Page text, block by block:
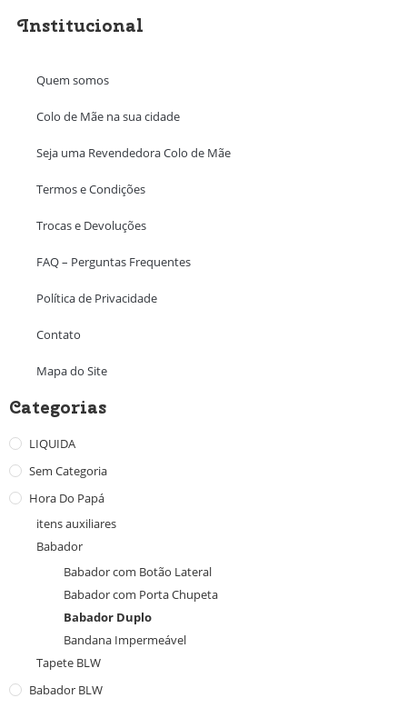
Institucional
Quem somos
Colo de Mãe na sua cidade
Seja uma Revendedora Colo de Mãe
Termos e Condições
Trocas e Devoluções
FAQ – Perguntas Frequentes
Política de Privacidade
Contato
Mapa do Site
Categorias
LIQUIDA
Sem Categoria
Hora Do Papá
itens auxiliares
Babador
Babador com Botão Lateral
Babador com Porta Chupeta
Babador Duplo
Bandana Impermeável
Tapete BLW
Babador BLW